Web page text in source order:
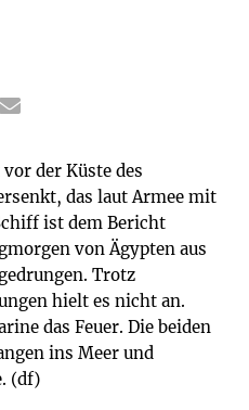
der Küste des
das laut Armee mit
ist dem Bericht
von Ägypten aus
Trotz
hielt es nicht an.
das Feuer. Die beiden
ins Meer und
(df)